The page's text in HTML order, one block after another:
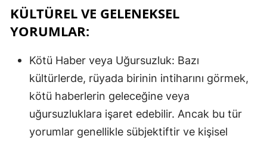
KÜLTÜREL VE GELENEKSEL
YORUMLAR:
Kötü Haber veya Uğursuzluk: Bazı
kültürlerde, rüyada birinin intiharını görmek,
kötü haberlerin geleceğine veya
uğursuzluklara işaret edebilir. Ancak bu tür
yorumlar genellikle sübjektiftir ve kişisel